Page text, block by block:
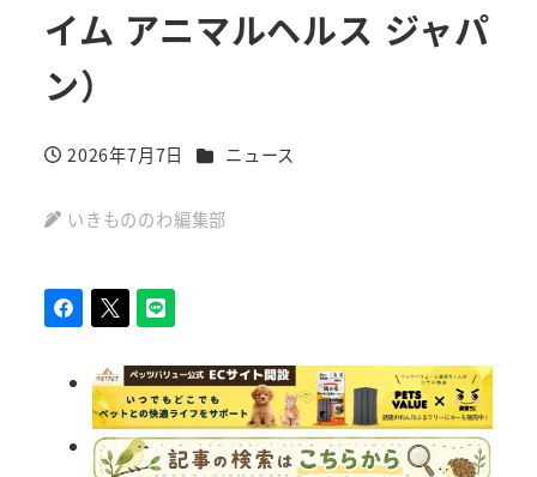
イム アニマルヘルス ジャパ
ン）
投稿日
2026年7月7日 カテゴリー
ニュース
いきもののわ編集部